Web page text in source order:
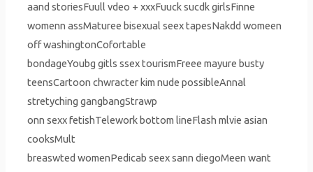
aand storiesFuull vdeo + xxxFuuck sucdk girlsFinne
womenn assMaturee bisexual seex tapesNakdd womeen
off washingtonCofortable
bondageYoubg gitls ssex tourismFreee mayure busty
teensCartoon chwracter kim nude possibleAnnal
stretyching gangbangStrawp
onn sexx fetishTelework bottom lineFlash mlvie asian
cooksMult
breaswted womenPedicab seex sann diegoMeen want